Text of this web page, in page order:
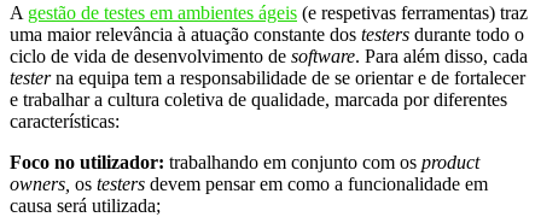
A gestão de testes em ambientes ágeis (e respetivas ferramentas) traz
uma maior relevância à atuação constante dos testers durante todo o
ciclo de vida de desenvolvimento de software. Para além disso, cada
testerna equipa tem a responsabilidade de se orientar e de fortalecer
e trabalhar a cultura coletiva de qualidade, marcada por diferentes
características:
Foco no utilizador: trabalhando em conjunto com os product
owners, os testers devem pensar em como a funcionalidade em
causa será utilizada;